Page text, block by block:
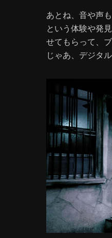
あとね、音や声
という体験や発
せてもらって、
じゃあ、デジタ